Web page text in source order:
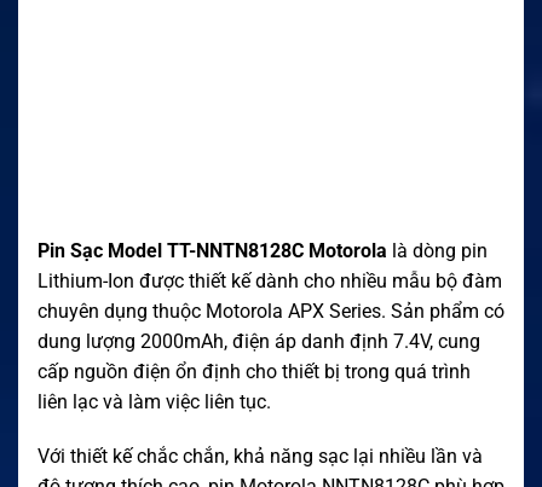
Pin Sạc Model TT-NNTN8128C Motorola là dòng pin
Lithium-Ion được thiết kế dành cho nhiều mẫu bộ đàm
chuyên dụng thuộc Motorola APX Series. Sản phẩm có
dung lượng 2000mAh, điện áp danh định 7.4V, cung
cấp nguồn điện ổn định cho thiết bị trong quá trình
liên lạc và làm việc liên tục.
Với thiết kế chắc chắn, khả năng sạc lại nhiều lần và